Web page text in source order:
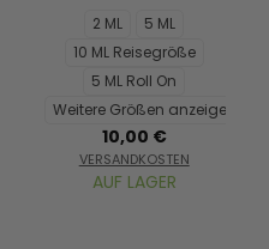
2 ML
5 ML
10 ML Reisegröße
5 ML Roll On
Weitere Größen anzeigen...
10,00 €
VERSANDKOSTEN
AUF LAGER